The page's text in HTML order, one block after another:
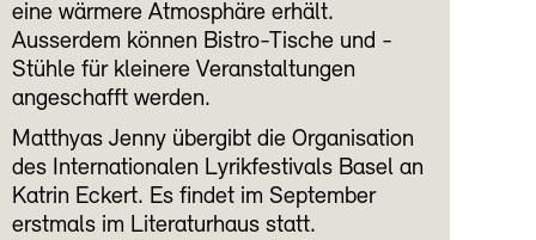
eine wärmere Atmosphäre erhält.
Ausserdem können Bistro-Tische und -
Stühle für kleinere Veranstaltungen
angeschafft werden.
Matthyas Jenny übergibt die Organisation
des Internationalen Lyrikfestivals Basel an
Katrin Eckert. Es findet im September
erstmals im Literaturhaus statt.